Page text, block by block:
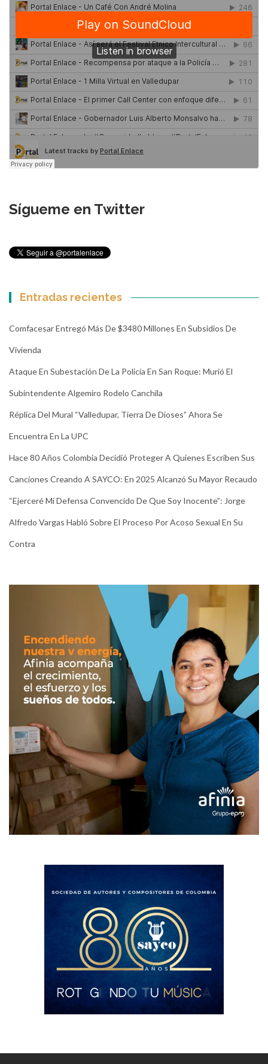
Sígueme en Twitter
Entradas recientes
Comfacesar Entregó Más De $3480 Millones En Subsidios De
Vivienda
Ataque En Subestación De La Policía En San Roque: Murió El
Subintendente Algemiro Rodelo Canchila
Réplica Del Mural “Valledupar, Tierra De Dioses” Ahora Se
Encuentra En La UPC
Hace 80 Años Colombia Decidió Proteger A Quienes Escriben Sus
Canciones Creando A SAYCO: En 2025 Alcanzó Su Mayor Recaudo
“Ejerceré Mi Defensa Convencido De Que Soy Inocente”: Jorge
Alfredo Vargas Habló Sobre El Proceso Por Acoso Sexual En Su
Contra